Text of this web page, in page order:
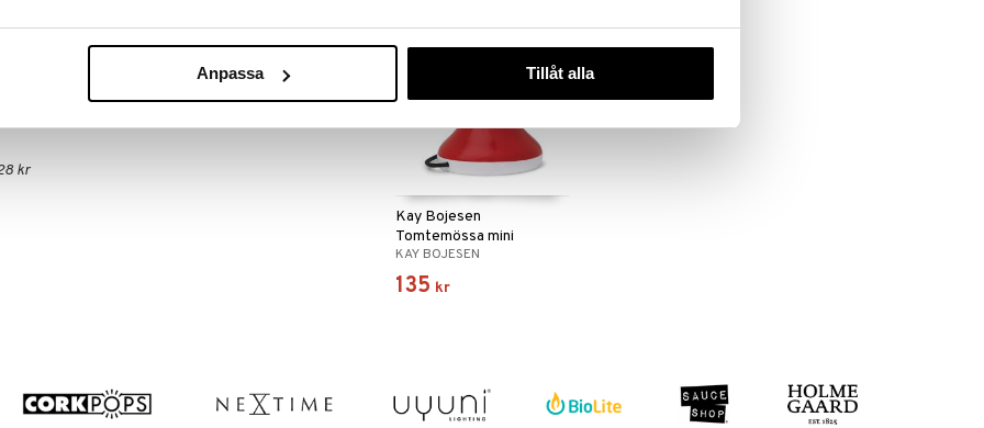
Anpassa Tillåt alla
1 cm
kr
Kay Bojesen
Tomtemössa mini
KAY BOJESEN
135 kr